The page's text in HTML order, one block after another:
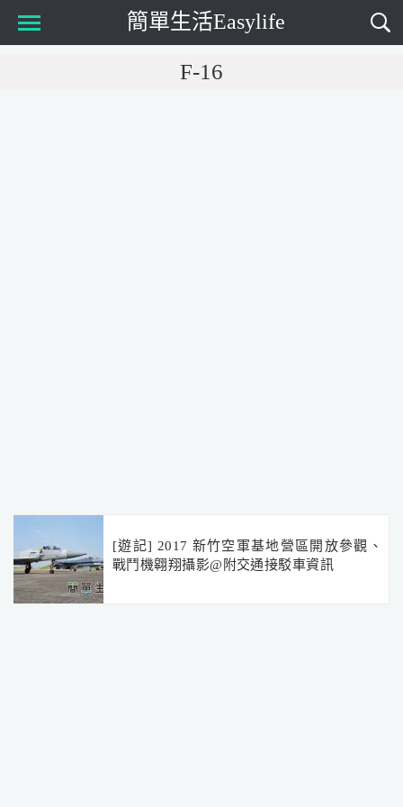
簡單生活Easylife
F-16
[遊記] 2017 新竹空軍基地營區開放參觀、
戰鬥機翱翔攝影@附交通接駁車資訊